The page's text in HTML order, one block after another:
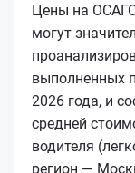
Цены на
могут
выполненных
2026 года, и
средней
водителя
регион —